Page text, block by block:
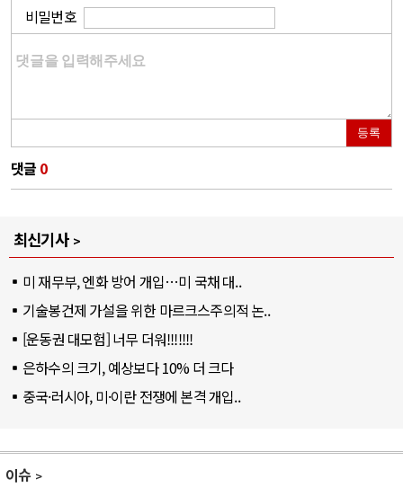
비밀번호
등록
댓글 0
최신기사
미 재무부, 엔화 방어 개입…미 국채 대..
기술봉건제 가설을 위한 마르크스주의적 논..
[운동권 대모험] 너무 더워!!!!!!!
은하수의 크기, 예상보다 10% 더 크다
중국·러시아, 미·이란 전쟁에 본격 개입..
이슈